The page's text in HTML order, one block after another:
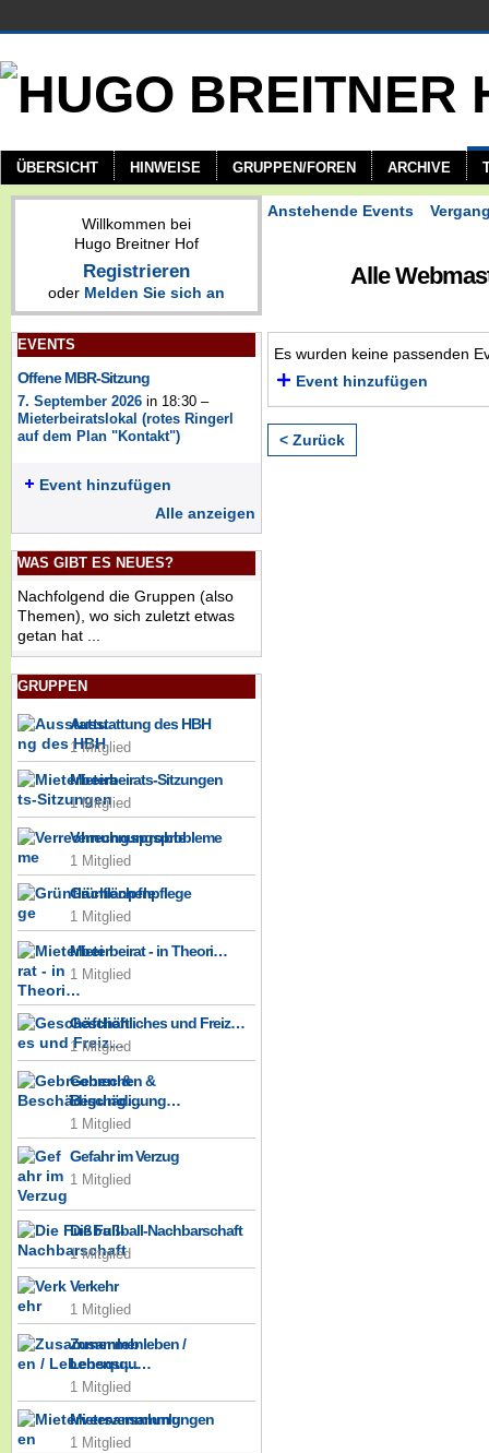
ÜBERSICHT HINWEISE GRUPPEN/FOREN ARCHIVE
Willkommen bei
Hugo Breitner Hof
Registrieren
oder Melden Sie sich an
EVENTS
Offene MBR-Sitzung
7. September 2026 in 18:30 –
Mieterbeiratslokal (rotes Ringerl
auf dem Plan "Kontakt")
Event hinzufügen
Alle anzeigen
WAS GIBT ES NEUES?
Nachfolgend die Gruppen (also
Themen), wo sich zuletzt etwas
getan hat ...
GRUPPEN
Ausstattung des HBH
1 Mitglied
Mieterbeirats-Sitzungen
1 Mitglied
Verrechnungsprobleme
1 Mitglied
Grünflächenpflege
1 Mitglied
Mieterbeirat - in Theori…
1 Mitglied
Geschäftliches und Freiz…
1 Mitglied
Gebrechen &
Beschädigung…
1 Mitglied
Gefahr im Verzug
1 Mitglied
Die Fußball-Nachbarschaft
1 Mitglied
Verkehr
1 Mitglied
Zusammenleben /
Lebensqu…
1 Mitglied
Mieterversammlungen
1 Mitglied
Anstehende Events
Alle
Es wurden keine passenden
Event hinzufügen
< Zurück